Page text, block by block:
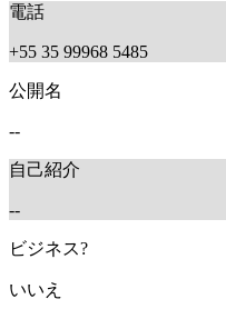
電話
+55 35 99968 5485
公開名
--
自己紹介
--
ビジネス?
いいえ